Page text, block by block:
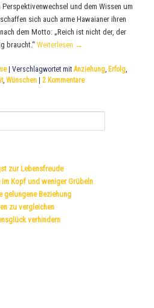
und dem Wissen um
sich auch arme Hawaianer ihren
dem Motto: „Reich ist nicht der, der
braucht.“Weiterlesen →
|Verschlagwortet mit Anziehung Erfolg
,Wünschen |2 Kommentare
zur Lebensfreude
Kopf und weniger Grübeln
gelungene Beziehung
zu vergleichen
verhindern